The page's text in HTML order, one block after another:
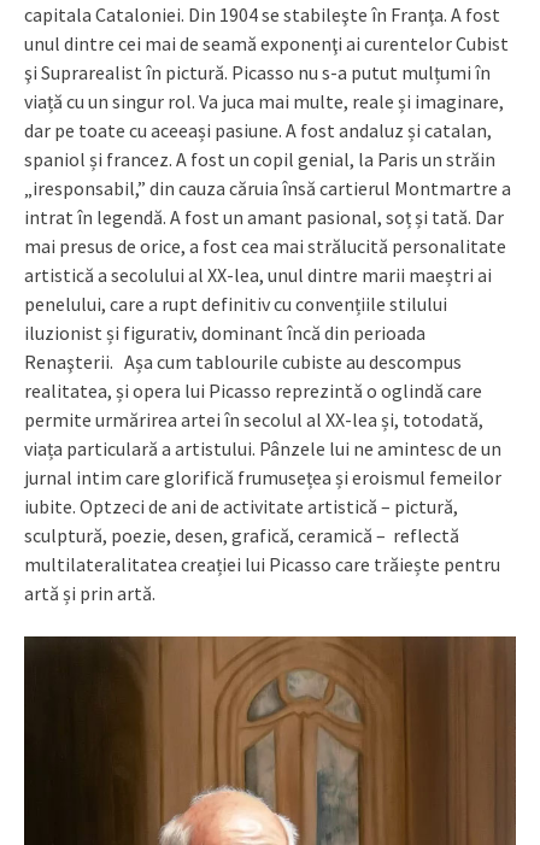
capitala Cataloniei. Din 1904 se stabileşte în Franţa. A fost
unul dintre cei mai de seamă exponenţi ai curentelor Cubist
şi Suprarealist în pictură. Picasso nu s-a putut mulțumi în
viață cu un singur rol. Va juca mai multe, reale și imaginare,
dar pe toate cu aceeași pasiune. A fost andaluz și catalan,
spaniol și francez. A fost un copil genial, la Paris un străin
„iresponsabil,” din cauza căruia însă cartierul Montmartre a
intrat în legendă. A fost un amant pasional, soț și tată. Dar
mai presus de orice, a fost cea mai strălucită personalitate
artistică a secolului al XX-lea, unul dintre marii maeștri ai
penelului, care a rupt definitiv cu convențiile stilului
iluzionist și figurativ, dominant încă din perioada
Renaşterii. Așa cum tablourile cubiste au descompus
realitatea, și opera lui Picasso reprezintă o oglindă care
permite urmărirea artei în secolul al XX-lea și, totodată,
viața particulară a artistului. Pânzele lui ne amintesc de un
jurnal intim care glorifică frumusețea și eroismul femeilor
iubite. Optzeci de ani de activitate artistică – pictură,
sculptură, poezie, desen, grafică, ceramică – reflectă
multilateralitatea creației lui Picasso care trăiește pentru
artă și prin artă.